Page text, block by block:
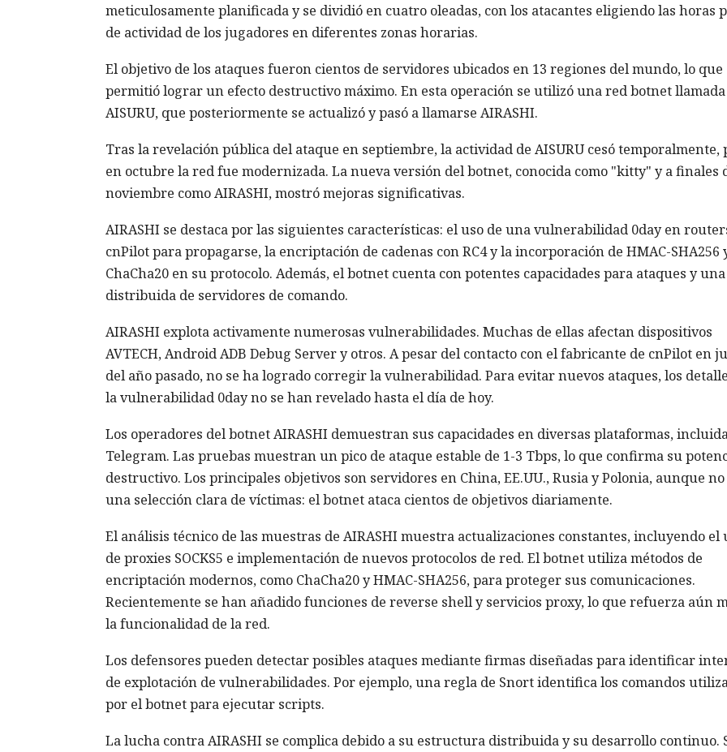
meticulosamente planificada y se dividió en cuatro oleadas, con los atacantes eligiendo las horas
de actividad de los jugadores en diferentes zonas horarias.
El objetivo de los ataques fueron cientos de servidores ubicados en 13 regiones del mundo, lo que
permitió lograr un efecto destructivo máximo. En esta operación se utilizó una red botnet llamada
AISURU, que posteriormente se actualizó y pasó a llamarse AIRASHI.
Tras la revelación pública del ataque en septiembre, la actividad de AISURU cesó temporalmente,
en octubre la red fue modernizada. La nueva versión del botnet, conocida como "kitty" y a finales
noviembre como AIRASHI, mostró mejoras significativas.
AIRASHI se destaca por las siguientes características: el uso de una vulnerabilidad 0day en
cnPilot para propagarse, la encriptación de cadenas con RC4 y la incorporación de HMAC-SHA256
ChaCha20 en su protocolo. Además, el botnet cuenta con potentes capacidades para ataques y
distribuida de servidores de comando.
AIRASHI explota activamente numerosas vulnerabilidades. Muchas de ellas afectan dispositivos
AVTECH, Android ADB Debug Server y otros. A pesar del contacto con el fabricante de cnPilot en
del año pasado, no se ha logrado corregir la vulnerabilidad. Para evitar nuevos ataques, los
la vulnerabilidad 0day no se han revelado hasta el día de hoy.
Los operadores del botnet AIRASHI demuestran sus capacidades en diversas plataformas,
Telegram. Las pruebas muestran un pico de ataque estable de 1-3 Tbps, lo que confirma su
destructivo. Los principales objetivos son servidores en China, EE.UU., Rusia y Polonia, aunque
una selección clara de víctimas: el botnet ataca cientos de objetivos diariamente.
El análisis técnico de las muestras de AIRASHI muestra actualizaciones constantes, incluyendo el
de proxies SOCKS5 e implementación de nuevos protocolos de red. El botnet utiliza métodos de
encriptación modernos, como ChaCha20 y HMAC-SHA256, para proteger sus comunicaciones.
Recientemente se han añadido funciones de reverse shell y servicios proxy, lo que refuerza aún
la funcionalidad de la red.
Los defensores pueden detectar posibles ataques mediante firmas diseñadas para identificar
de explotación de vulnerabilidades. Por ejemplo, una regla de Snort identifica los comandos
por el botnet para ejecutar scripts.
La lucha contra AIRASHI se complica debido a su estructura distribuida y su desarrollo continuo.